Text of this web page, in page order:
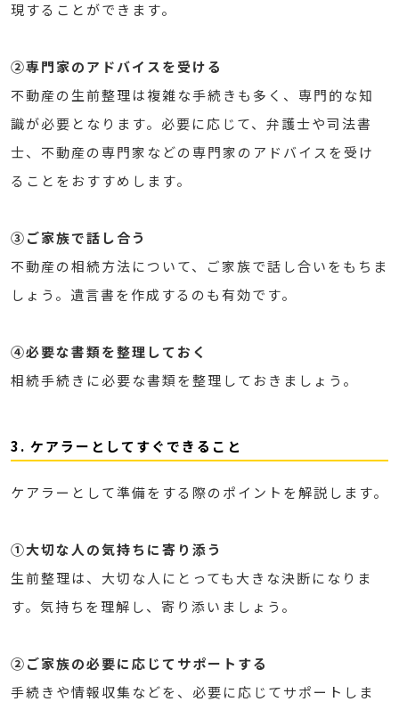
現することができます。
②専門家のアドバイスを受ける
不動産の生前整理は複雑な手続きも多く、専門的な知
識が必要となります。必要に応じて、弁護士や司法書
士、不動産の専門家などの専門家のアドバイスを受け
ることをおすすめします。
③ご家族で話し合う
不動産の相続方法について、ご家族で話し合いをもちま
しょう。遺言書を作成するのも有効です。
④必要な書類を整理しておく
相続手続きに必要な書類を整理しておきましょう。
3. ケアラーとしてすぐできること
ケアラーとして準備をする際のポイントを解説します。
①大切な人の気持ちに寄り添う
生前整理は、大切な人にとっても大きな決断になりま
す。気持ちを理解し、寄り添いましょう。
②ご家族の必要に応じてサポートする
手続きや情報収集などを、必要に応じてサポートしま